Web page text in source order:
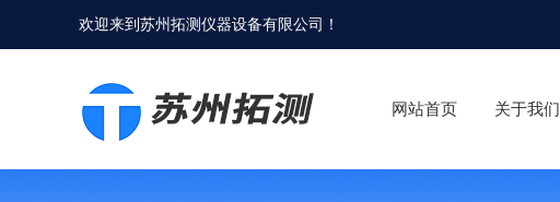
欢迎来到苏州拓测仪器设备有限公司 ！
网站首页 关于我们